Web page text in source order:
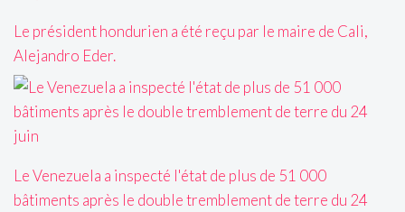
Le président hondurien a été reçu par le maire de Cali,
Alejandro Eder.
Le Venezuela a inspecté l'état de plus de 51 000
bâtiments après le double tremblement de terre du 24